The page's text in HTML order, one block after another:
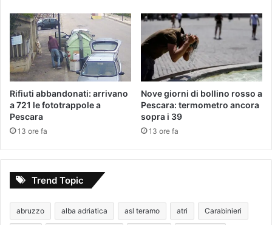
Rifiuti abbandonati: arrivano
a 721 le fototrappole a
Pescara
13 ore fa
Nove giorni di bollino rosso a
Pescara: termometro ancora
sopra i 39
13 ore fa
Trend Topic
abruzzo alba adriatica asl teramo atri Carabinieri